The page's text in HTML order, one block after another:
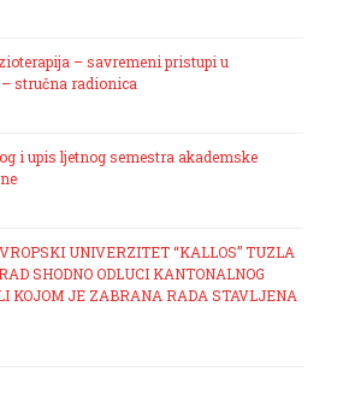
– savremeni pristupi u
stručna radionica
i upis ljetnog semestra akademske
UNIVERZITET “KALLOS” TUZLA
SHODNO ODLUCI KANTONALNOG
KOJOM JE ZABRANA RADA STAVLJENA